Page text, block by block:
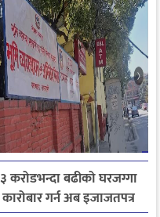
लाइसेन्ससम्मका विषयमा
सुझाव
३ करोडभन्दा बढीको घरजग्गा
कारोबार गर्न अब इजाजतपत्र